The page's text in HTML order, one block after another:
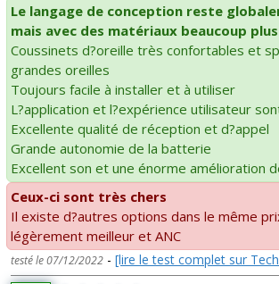
Le langage de conception reste
mais avec des matériaux beaucoup
Coussinets d?oreille très confortables et
grandes oreilles
Toujours facile à installer et à utiliser
L?application et l?expérience utilisateur
Excellente qualité de réception et d?appel
Grande autonomie de la batterie
Excellent son et une énorme amélioration
Ceux-ci sont très chers
Il existe d?autres options dans le même
légèrement meilleur et ANC
testé le 07/12/2022 - [lire le test complet sur